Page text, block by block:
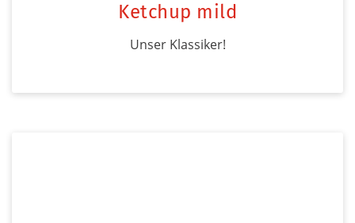
Ketchup mild
Unser Klassiker!